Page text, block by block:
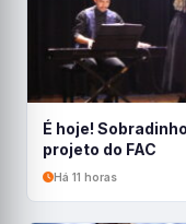
É hoje!
projeto do FAC
Há 11 horas